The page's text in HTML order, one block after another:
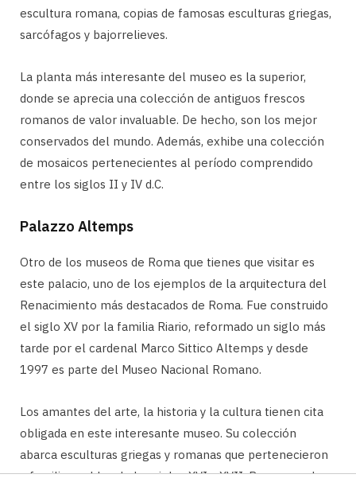
escultura romana, copias de famosas esculturas griegas,
sarcófagos y bajorrelieves.
La planta más interesante del museo es la superior,
donde se aprecia una colección de antiguos frescos
romanos de valor invaluable. De hecho, son los mejor
conservados del mundo. Además, exhibe una colección
de mosaicos pertenecientes al período comprendido
entre los siglos II y IV d.C.
Palazzo Altemps
Otro de los museos de Roma que tienes que visitar es
este palacio, uno de los ejemplos de la arquitectura del
Renacimiento más destacados de Roma. Fue construido
el siglo XV por la familia Riario, reformado un siglo más
tarde por el cardenal Marco Sittico Altemps y desde
1997 es parte del Museo Nacional Romano.
Los amantes del arte, la historia y la cultura tienen cita
obligada en este interesante museo. Su colección
abarca esculturas griegas y romanas que pertenecieron
a familias nobles de los siglos XVI y XVII. Pero, no solo